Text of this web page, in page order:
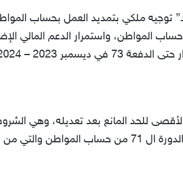
الجديد في برنامج حساب المواطن، واستمرار الدعم
حرصنا على توضيح شروط دعم حساب المواطن الجديدة 1445 والحد الأقصى للحد المانع بعد
والمحددات التي أقرت بناء على القرار الملكي الذي صُدر مؤخراً، وسيتم اعتماده في